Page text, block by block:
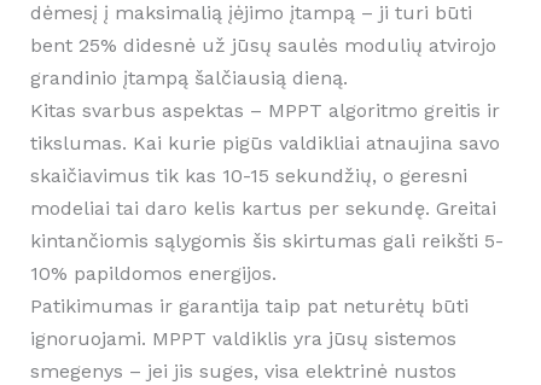
dėmesį į maksimalią įėjimo įtampą – ji turi būti
bent 25% didesnė už jūsų saulės modulių atvirojo
grandinio įtampą šalčiausią dieną.
Kitas svarbus aspektas – MPPT algoritmo greitis ir
tikslumas. Kai kurie pigūs valdikliai atnaujina savo
skaičiavimus tik kas 10-15 sekundžių, o geresni
modeliai tai daro kelis kartus per sekundę. Greitai
kintančiomis sąlygomis šis skirtumas gali reikšti 5-
10% papildomos energijos.
Patikimumas ir garantija taip pat neturėtų būti
ignoruojami. MPPT valdiklis yra jūsų sistemos
smegenys – jei jis suges, visa elektrinė nustos